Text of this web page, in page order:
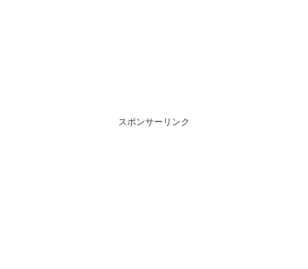
スポンサーリンク